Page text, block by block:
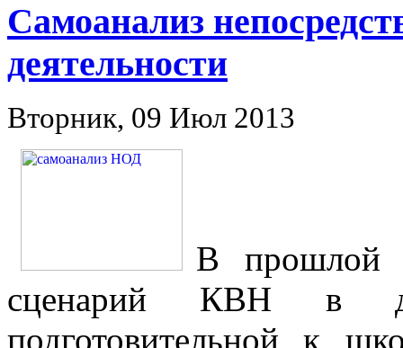
Самоанализ
деятельности
Вторник, 09 Июл 2013
В прошлой
сценарий КВН в
подготовительной к